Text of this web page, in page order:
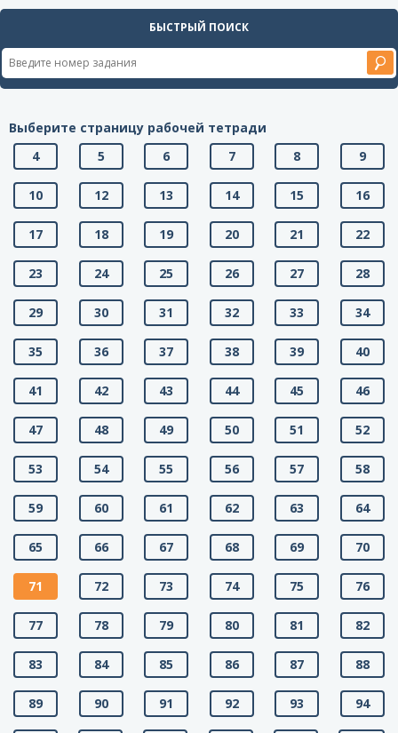
БЫСТРЫЙ ПОИСК
Выберите страницу рабочей тетради
4
5 6 7 8 9
10 12 13 14 15 16
17 18 19 20 21 22
23 24 25 26 27 28
29 30 31 32 33 34
35 36 37 38 39 40
41 42 43 44 45 46
47 48 49 50 51 52
53 54 55 56 57 58
59 60 61 62 63 64
65 66 67 68 69 70
71 72 73 74 75 76
77 78 79 80 81 82
83 84 85 86 87 88
89 90 91 92 93 94